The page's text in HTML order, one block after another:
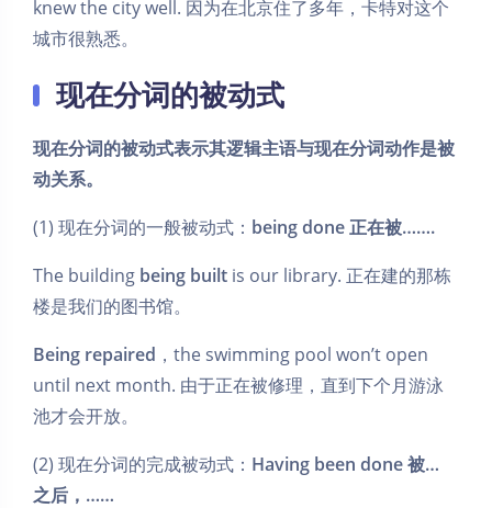
knew the city well. 因为在北京住了多年，卡特对这个
城市很熟悉。
现在分词的被动式
现在分词的被动式表示其逻辑主语与现在分词动作是被
动关系。
(1) 现在分词的一般被动式： being done 正在被…….
The building being built is our library. 正在建的那栋
楼是我们的图书馆。
Being repaired ，the swimming pool won’t open
until next month. 由于正在被修理，直到下个月游泳
池才会开放。
(2) 现在分词的完成被动式： Having been done 被…
之后，……